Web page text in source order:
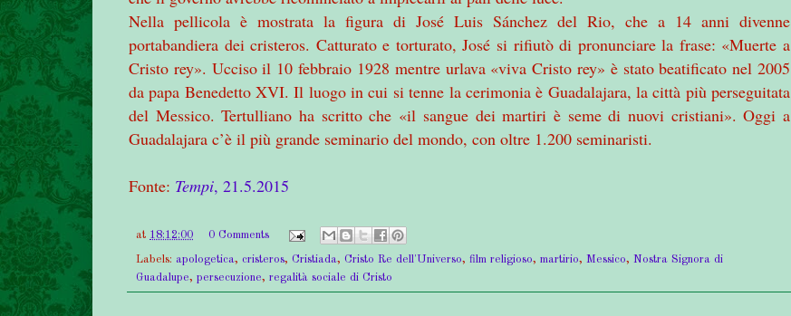
Nella pellicola è mostrata la figura di José Luis Sánchez del Rio, che a 14 anni divenne
portabandiera dei cristeros. Catturato e torturato, José si rifiutò di pronunciare la frase: «Muerte a
Cristo rey». Ucciso il 10 febbraio 1928 mentre urlava «viva Cristo rey» è stato beatificato nel 2005
da papa Benedetto XVI. Il luogo in cui si tenne la cerimonia è Guadalajara, la città più perseguitata
del Messico. Tertulliano ha scritto che «il sangue dei martiri è seme di nuovi cristiani». Oggi a
Guadalajara c’è il più grande seminario del mondo, con oltre 1.200 seminaristi.
Fonte: Tempi, 21.5.2015
at 18:12:00 0 Comments
Labels: apologetica, cristeros, Cristiada, Cristo Re dell'Universo, film religioso, martirio, Messico, Nostra Signora di
Guadalupe, persecuzione, regalità sociale di Cristo